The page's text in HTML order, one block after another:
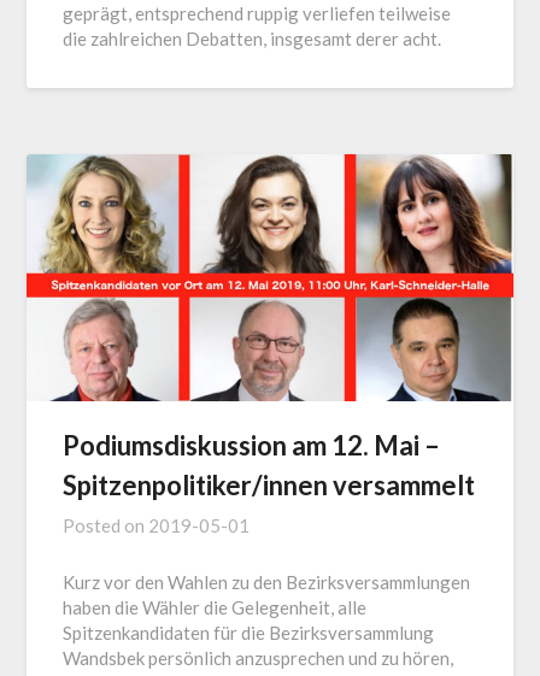
geprägt, entsprechend ruppig verliefen teilweise
die zahlreichen Debatten, insgesamt derer acht.
Podiumsdiskussion am 12. Mai –
Spitzenpolitiker/innen versammelt
Posted on 2019-05-01
Kurz vor den Wahlen zu den Bezirksversammlungen
haben die Wähler die Gelegenheit, alle
Spitzenkandidaten für die Bezirksversammlung
Wandsbek persönlich anzusprechen und zu hören,